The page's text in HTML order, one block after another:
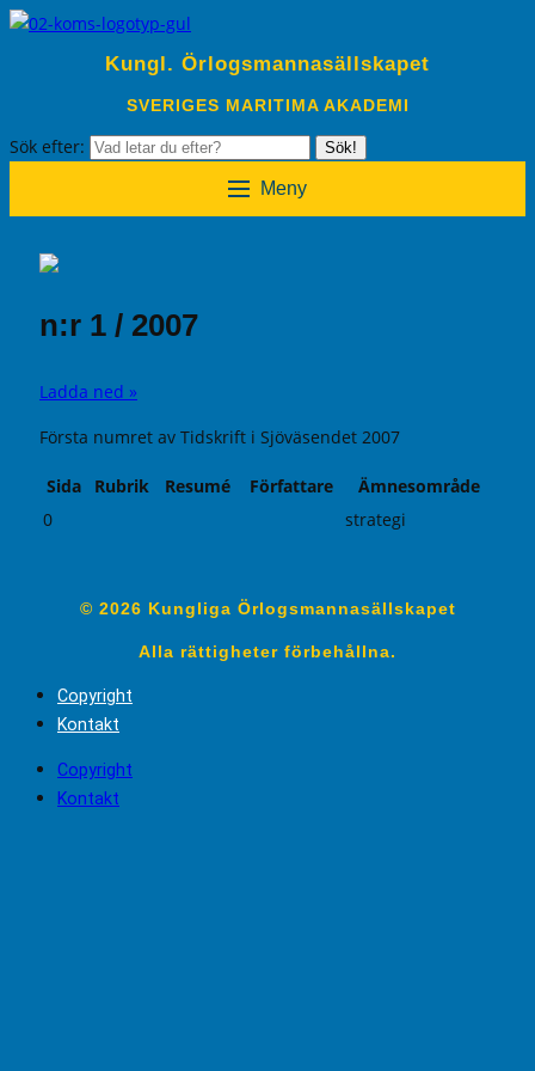
Kungl. Örlogsmannasällskapet
SVERIGES MARITIMA AKADEMI
Sök efter: Sök!
Meny
n:r 1 / 2007
Ladda ned »
Första numret av Tidskrift i Sjöväsendet 2007
Sida Rubrik Resumé Författare
Ämnesområde
0
strategi
© 2026 Kungliga Örlogsmannasällskapet
Alla rättigheter förbehållna.
Copyright
Kontakt
Copyright
Kontakt